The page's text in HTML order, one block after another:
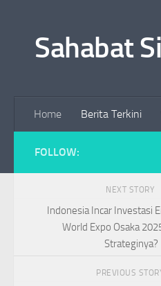
Sahabat
Home Berita Terkini
FOLLOW:
NEXT STORY
Indonesia Incar Investasi
World Expo Osaka
Strateginya?
PREVIOUS